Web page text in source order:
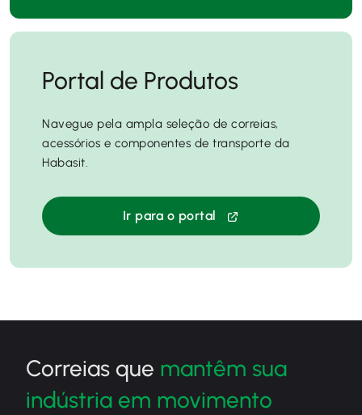
Portal de Produtos
Navegue pela ampla seleção de correias,
acessórios e componentes de transporte da
Habasit.
Ir para o portal
Correias que mantêm sua
indústria em movimento